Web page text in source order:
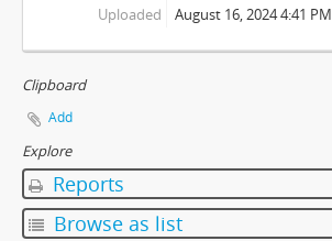
Uploaded
August 16, 2024 4:41 PM
Clipboard
Add
Explore
Reports
Browse as list